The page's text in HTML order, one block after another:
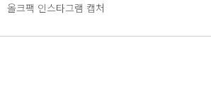
올크팩 인스타그램 캡처